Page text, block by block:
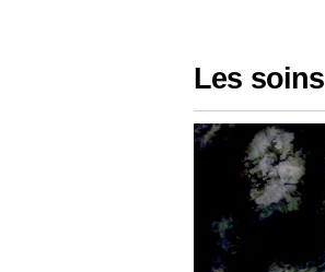
Les soins